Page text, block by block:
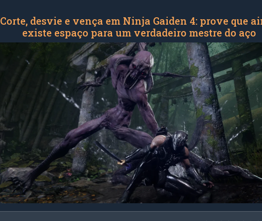
Corte, desvie e vença em Ninja Gaiden 4: prove que
existe espaço para um verdadeiro mestre do aço